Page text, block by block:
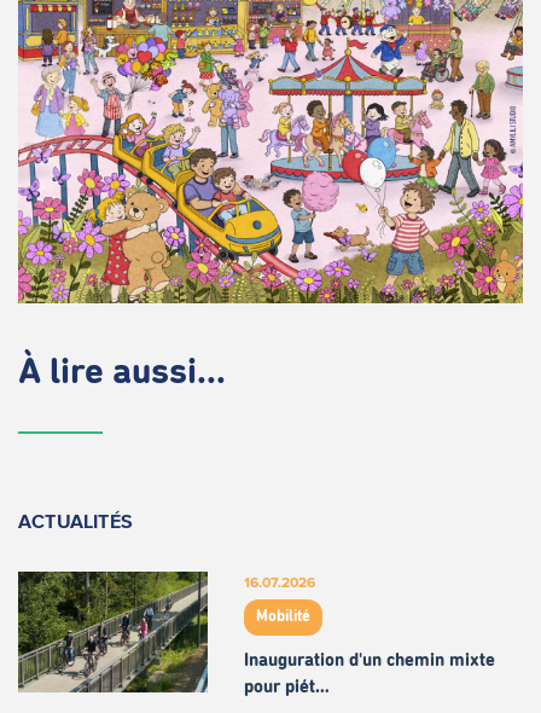
À lire aussi...
ACTUALITÉS
16.07.2026
Mobilité
Inauguration d'un chemin mixte
pour piét…